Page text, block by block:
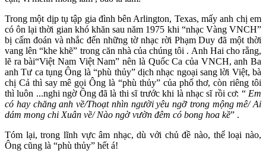
Trong một dịp tụ tập gia đình bên Arlington, Texas, mấy anh chị em
có ôn lại thời gian khó khăn sau năm 1975 khi “nhạc Vàng VNCH”
bị cấm đoán và nhắc đến những tờ nhạc rời Phạm Duy đã một thời
vang lên “khe khẽ” trong căn nhà của chúng tôi . Anh Hai cho rằng,
lẽ ra bài“Việt Nam Việt Nam” nên là Quốc Ca của VNCH, anh Ba
anh Tư ca tụng Ông là “phù thủy” dịch nhạc ngoại sang lời Việt, bà
chị Cả thì say mê gọi Ông là “phù thủy” của phổ thơ, còn riêng tôi
thì luôn ...nghi ngờ Ông đã là thi sĩ trước khi là nhạc sĩ rồi cơ: “Em
có hay chăng anh về/Thoạt nhìn người yêu ngỡ trong mộng mê/ Ai
dám mong chi Xuân về/ Nào ngờ vườn đêm có bong hoa kề” .
Tóm lại, trong lĩnh vực âm nhạc, dù với chủ đề nào, thể loại nào,
Ông cũng là “phù thủy” hết á!